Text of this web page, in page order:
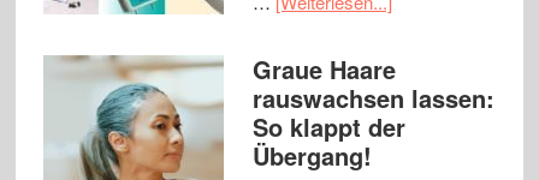
Graue Haare
rauswachsen lassen:
So klappt der
Übergang!